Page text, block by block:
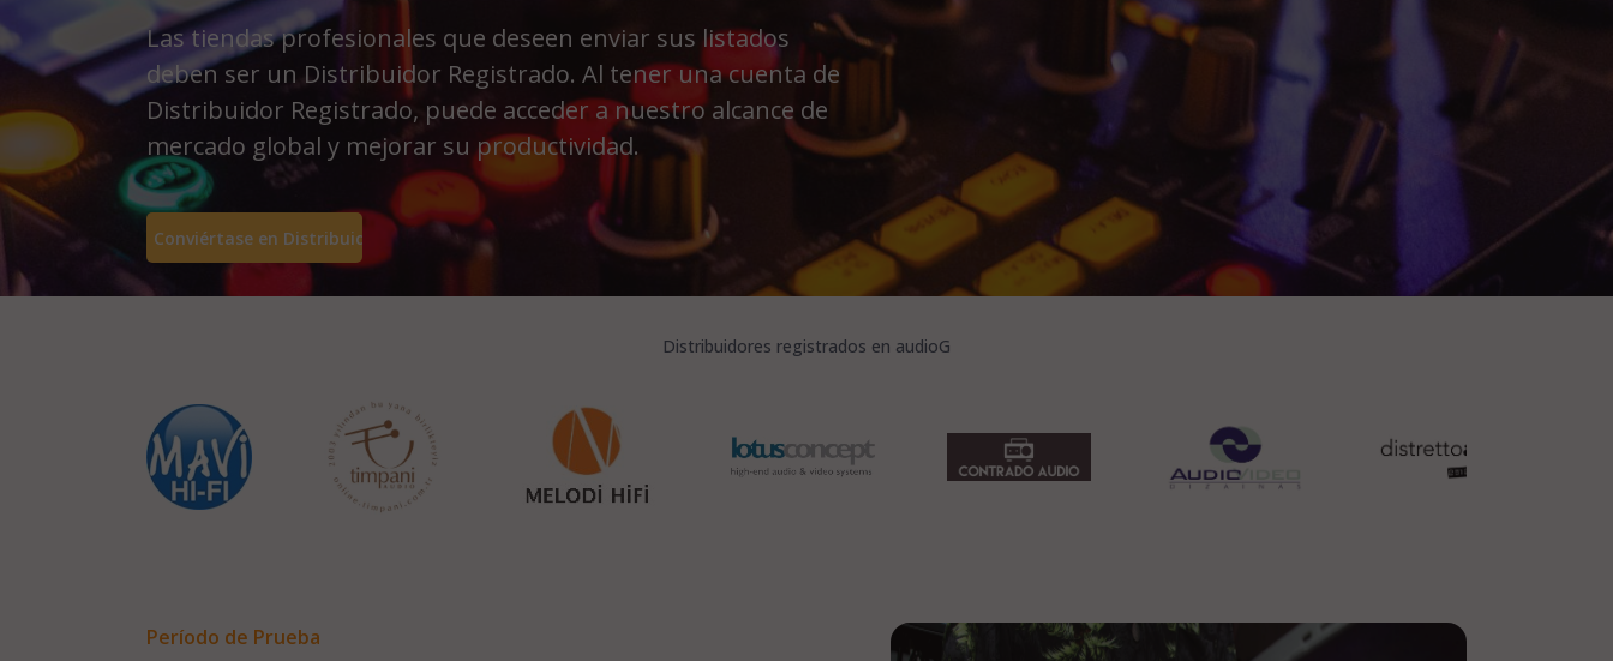
Las tiendas profesionales que deseen enviar sus listados
deben ser un Distribuidor Registrado. Al tener una cuenta de
Distribuidor Registrado, puede acceder a nuestro alcance de
mercado global y mejorar su productividad.
Distribuidores registrados en audioG
Período de Prueba